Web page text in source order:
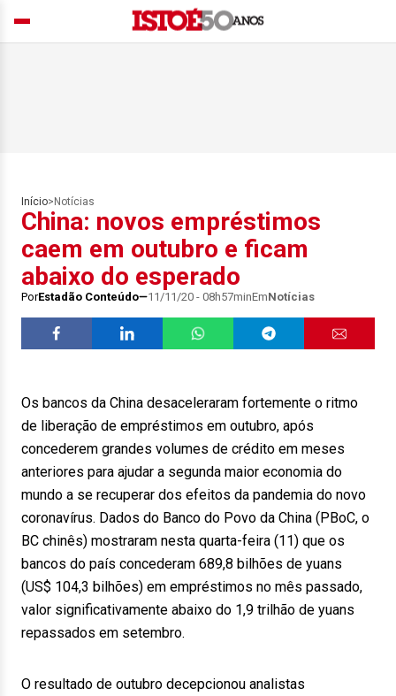
Início> Notícias
China: novos empréstimos
caem em outubro e ficam
abaixo do esperado
PorEstadão Conteúdo 11/11/20 - 08h57minEmNotícias
Os bancos da China desaceleraram fortemente o ritmo
de liberação de empréstimos em outubro, após
concederem grandes volumes de crédito em meses
anteriores para ajudar a segunda maior economia do
mundo a se recuperar dos efeitos da pandemia do novo
coronavírus. Dados do Banco do Povo da China (PBoC, o
BC chinês) mostraram nesta quarta-feira (11) que os
bancos do país concederam 689,8 bilhões de yuans
(US$ 104,3 bilhões) em empréstimos no mês passado,
valor significativamente abaixo do 1,9 trilhão de yuans
repassados em setembro.
O resultado de outubro decepcionou analistas